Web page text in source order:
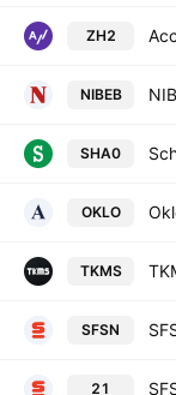
ZH2
NIBEB
SHA0
OKLO
TKMS
SFSN
21